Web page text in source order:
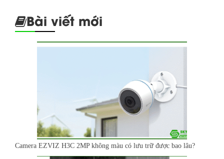
Bài viết mới
Camera EZVIZ H3C 2MP không màu có lưu trữ được bao lâu?